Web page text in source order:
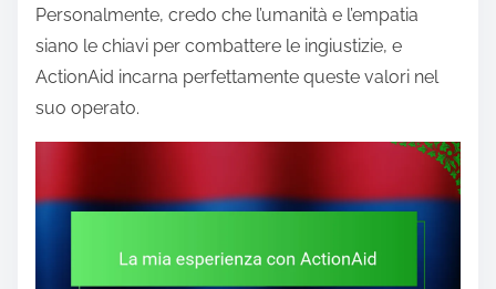
Personalmente, credo che l’umanità e l’empatia
siano le chiavi per combattere le ingiustizie, e
ActionAid incarna perfettamente queste valori nel
suo operato.